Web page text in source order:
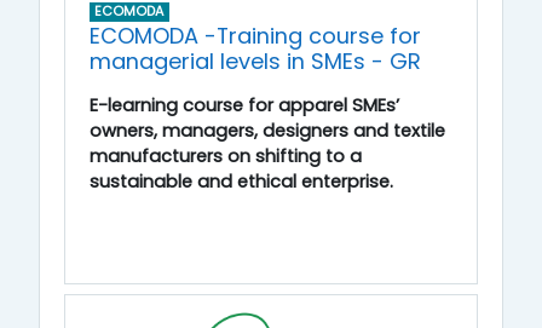
ECOMODA
ECOMODA -Training course for
managerial levels in SMEs - GR
E-learning course for apparel SMEs’
owners, managers, designers and textile
manufacturers on shifting to a
sustainable and ethical enterprise.